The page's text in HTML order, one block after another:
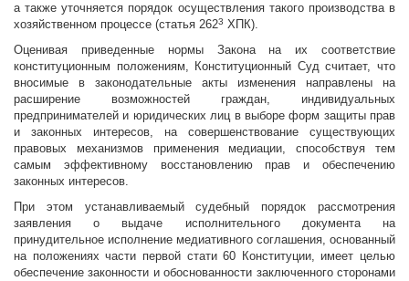
а также уточняется порядок осуществления такого производства в
хозяйственном процессе (статья 2623 ХПК).
Оценивая приведенные нормы Закона на их соответствие
конституционным положениям, Конституционный Суд считает, что
вносимые в законодательные акты изменения направлены на
расширение возможностей граждан, индивидуальных
предпринимателей и юридических лиц в выборе форм защиты прав
и законных интересов, на совершенствование существующих
правовых механизмов применения медиации, способствуя тем
самым эффективному восстановлению прав и обеспечению
законных интересов.
При этом устанавливаемый судебный порядок рассмотрения
заявления о выдаче исполнительного документа на
принудительное исполнение медиативного соглашения, основанный
на положениях части первой стати 60 Конституции, имеет целью
обеспечение законности и обоснованности заключенного сторонами